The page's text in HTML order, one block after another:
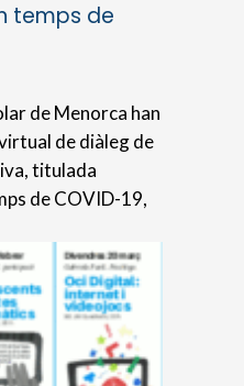
temps de
de Menorca han
de diàleg de
titulada
de COVID-19,